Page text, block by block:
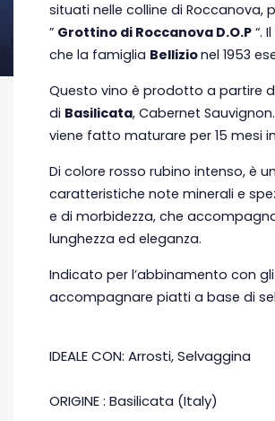
situati nelle colline di Roccanova,
” Grottino di Roccanova D.O.P “.
che la famiglia Bellizionel 1953
Questo vino è prodotto a partire
di Basilicata, Cabernet
viene fatto maturare per 15 mesi
Di colore rosso rubino intenso, è
caratteristiche note minerali e
e di morbidezza, che
lunghezza ed eleganza.
Indicato per l’abbinamento con
accompagnare piatti a base di
IDEALE CON: Arrosti, Selvaggina
ORIGINE : Basilicata (Italy)